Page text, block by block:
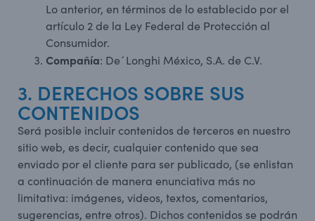
Lo anterior, en términos de lo establecido por el
artículo 2 de la Ley Federal de Protección al
Consumidor.
Compañía: De´Longhi México, S.A. de C.V.
3. DERECHOS SOBRE SUS
CONTENIDOS
Será posible incluir contenidos de terceros en nuestro
sitio web, es decir, cualquier contenido que sea
enviado por el cliente para ser publicado, (se enlistan
a continuación de manera enunciativa más no
limitativa: imágenes, videos, textos, comentarios,
sugerencias, entre otros). Dichos contenidos se podrán